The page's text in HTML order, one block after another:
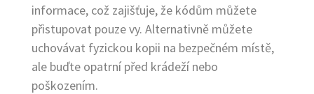
informace, což zajišťuje, že kódům můžete
přistupovat pouze vy. Alternativně můžete
uchovávat fyzickou kopii na bezpečném místě,
ale buďte opatrní před krádeží nebo
poškozením.